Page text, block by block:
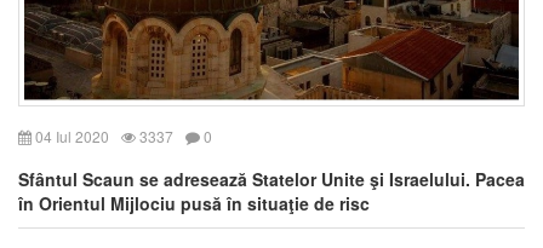
04 Iul 2020 3337 0
Sfântul Scaun se adresează Statelor Unite şi Israelului. Pacea
în Orientul Mijlociu pusă în situaţie de risc